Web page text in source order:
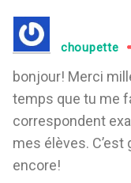
choupette
bonjour! Merci
temps que tu me
correspondent
mes élèves.
encore!